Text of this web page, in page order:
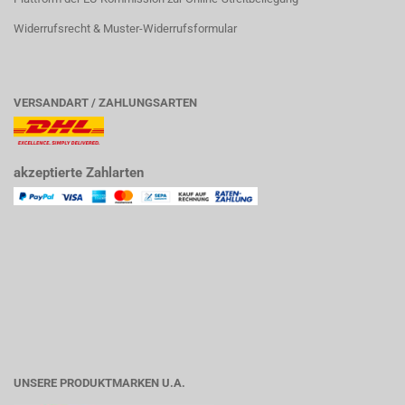
Widerrufsrecht & Muster-Widerrufsformular
VERSANDART / ZAHLUNGSARTEN
akzeptierte Zahlarten
UNSERE PRODUKTMARKEN U.A.